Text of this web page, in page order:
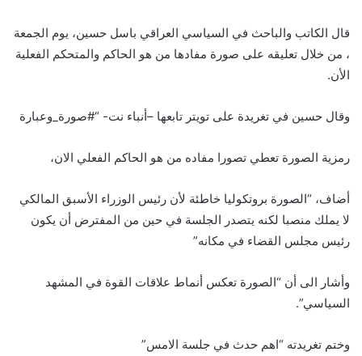
قال الكاتب والباحث في السياسي العراقي باسل حسين، يوم الجمعة
، من خلال تعليقه على صورة مفادها من هو الحاكم والمتحكم الفعلية
الأن.
وقال حسين في تغريدة على تويتر تابعها –أنباء نت- “#صورة_وعبارة
رمزية الصورة تعطي تصورا مفاده من هو الحاكم الفعلي الان،
أضاف، “الصورة بروتكوليا خاطئة لأن رئيس الوزراء الأسبق المالكي
لا يملك منصبا لكنه يتصدر الجلسة في حين من المفترض أن يكون
رئيس مجلس القضاء في مكانه”
وأشار الى أن “الصورة تعكس أنماط علاقات القوة في المشهد
السياسي”.
وختم تغريدته “اهم حدث في جلسة الامس”